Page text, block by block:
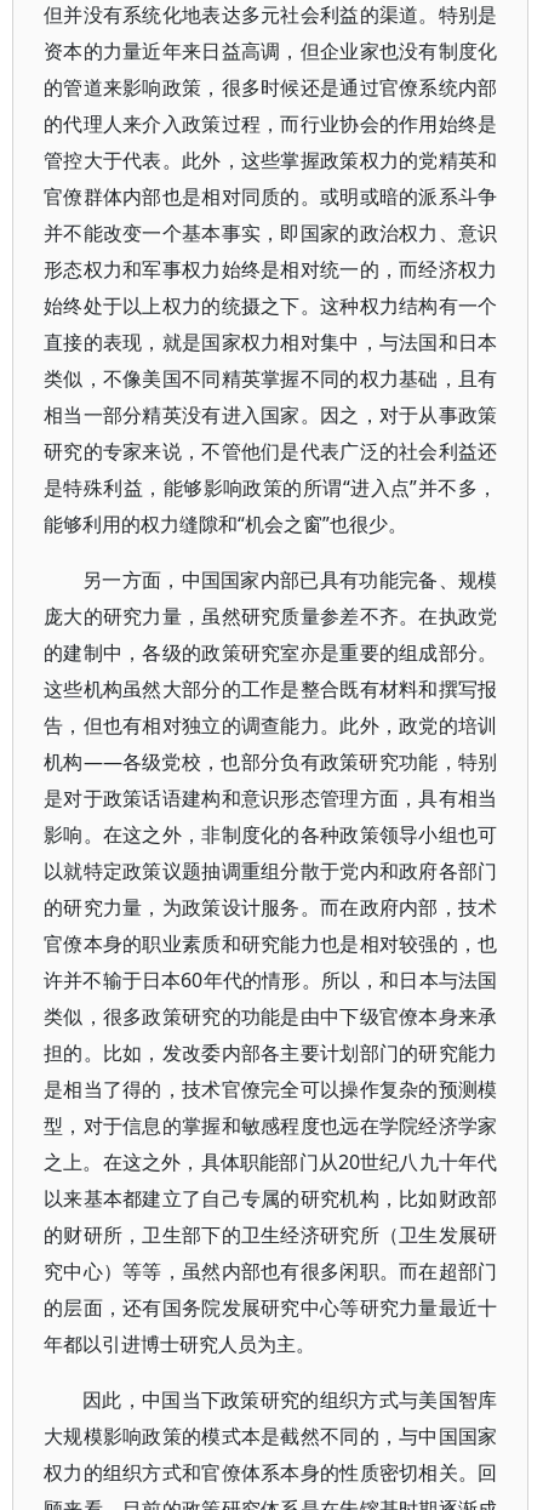
但并没有系统化地表达多元社会利益的渠道。特别是
资本的力量近年来日益高调，但企业家也没有制度化
的管道来影响政策，很多时候还是通过官僚系统内部
的代理人来介入政策过程，而行业协会的作用始终是
管控大于代表。此外，这些掌握政策权力的党精英和
官僚群体内部也是相对同质的。或明或暗的派系斗争
并不能改变一个基本事实，即国家的政治权力、意识
形态权力和军事权力始终是相对统一的，而经济权力
始终处于以上权力的统摄之下。这种权力结构有一个
直接的表现，就是国家权力相对集中，与法国和日本
类似，不像美国不同精英掌握不同的权力基础，且有
相当一部分精英没有进入国家。因之，对于从事政策
研究的专家来说，不管他们是代表广泛的社会利益还
是特殊利益，能够影响政策的所谓“进入点”并不多，
能够利用的权力缝隙和“机会之窗”也很少。
另一方面，中国国家内部已具有功能完备、规模
庞大的研究力量，虽然研究质量参差不齐。在执政党
的建制中，各级的政策研究室亦是重要的组成部分。
这些机构虽然大部分的工作是整合既有材料和撰写报
告，但也有相对独立的调查能力。此外，政党的培训
机构——各级党校，也部分负有政策研究功能，特别
是对于政策话语建构和意识形态管理方面，具有相当
影响。在这之外，非制度化的各种政策领导小组也可
以就特定政策议题抽调重组分散于党内和政府各部门
的研究力量，为政策设计服务。而在政府内部，技术
官僚本身的职业素质和研究能力也是相对较强的，也
许并不输于日本60年代的情形。所以，和日本与法国
类似，很多政策研究的功能是由中下级官僚本身来承
担的。比如，发改委内部各主要计划部门的研究能力
是相当了得的，技术官僚完全可以操作复杂的预测模
型，对于信息的掌握和敏感程度也远在学院经济学家
之上。在这之外，具体职能部门从20世纪八九十年代
以来基本都建立了自己专属的研究机构，比如财政部
的财研所，卫生部下的卫生经济研究所（卫生发展研
究中心）等等，虽然内部也有很多闲职。而在超部门
的层面，还有国务院发展研究中心等研究力量最近十
年都以引进博士研究人员为主。
因此，中国当下政策研究的组织方式与美国智库
大规模影响政策的模式本是截然不同的，与中国国家
权力的组织方式和官僚体系本身的性质密切相关。回